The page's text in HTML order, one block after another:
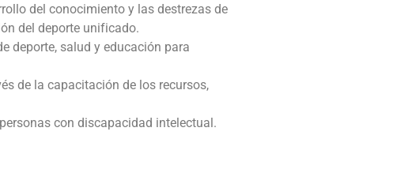
del conocimiento y las destrezas de
del deporte unificado.
deporte, salud y educación para
de la capacitación de los recursos,
con discapacidad intelectual.